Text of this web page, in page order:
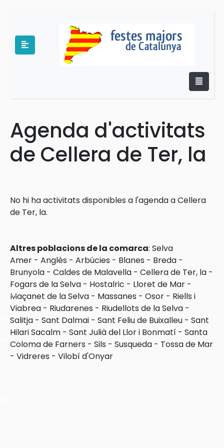
Agenda d'activitats
de Cellera de Ter, la
No hi ha activitats disponibles a l'agenda a Cellera
de Ter, la.
Altres poblacions de la comarca: Selva
Amer - Anglès - Arbúcies - Blanes - Breda -
Brunyola - Caldes de Malavella - Cellera de Ter, la -
Fogars de la Selva - Hostalric - Lloret de Mar -
Maçanet de la Selva - Massanes - Osor - Riells i
Viabrea - Riudarenes - Riudellots de la Selva -
Salitja - Sant Dalmai - Sant Feliu de Buixalleu - Sant
Hilari Sacalm - Sant Julià del Llor i Bonmatí - Santa
Coloma de Farners - Sils - Susqueda - Tossa de Mar
- Vidreres - Vilobí d'Onyar